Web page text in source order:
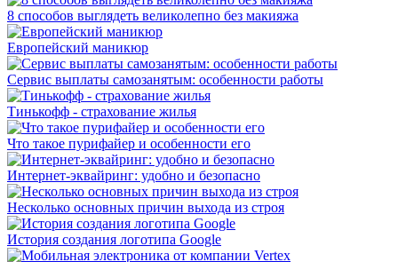
8 способов выглядеть великолепно без макияжа
Европейский маникюр
Сервис выплаты самозанятым: особенности работы
Тинькофф - страхование жилья
Что такое пурифайер и особенности его
Интернет-эквайринг: удобно и безопасно
Несколько основных причин выхода из строя
История создания логотипа Google